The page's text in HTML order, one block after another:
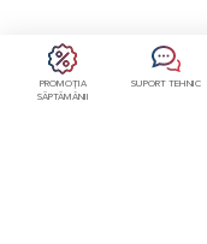
PROMOȚIA
SĂPTĂMÂNII
SUPORT TEHNIC